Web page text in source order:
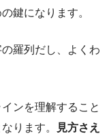
鍵になります。
羅列だし、よくわ
ンを理解すること
ります。
見方さえ